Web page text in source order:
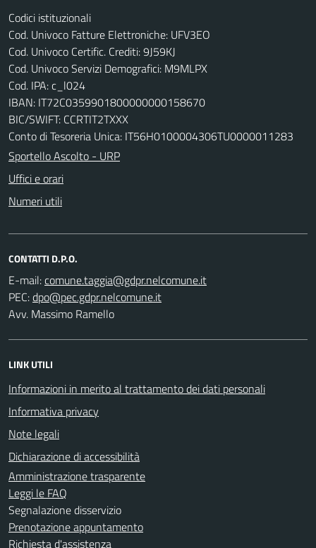
Codici istituzionali
Cod. Univoco Fatture Elettroniche: UFV3EO
Cod. Univoco Certific. Crediti: 9J59KJ
Cod. Univoco Servizi Demografici: M9MLPX
Cod. IPA: c_l024
IBAN: IT72C0359901800000000158670
BIC/SWIFT: CCRTIT2TXXX
Conto di Tesoreria Unica: IT56H0100004306TU0000011283
Sportello Ascolto - URP
Uffici e orari
Numeri utili
CONTATTI D.P.O.
E-mail:
PEC:
Avv. Massimo Ramello
LINK UTILI
Informazioni in merito al trattamento dei dati personali
Informativa privacy
Note legali
Dichiarazione di accessibilità
Amministrazione trasparente
Leggi le FAQ
Segnalazione disservizio
Prenotazione appuntamento
Richiesta d'assistenza